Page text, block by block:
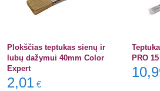
Plokščias teptukas sienų ir
lubų dažymui 40mm Color
Expert
2,01 €
PRO